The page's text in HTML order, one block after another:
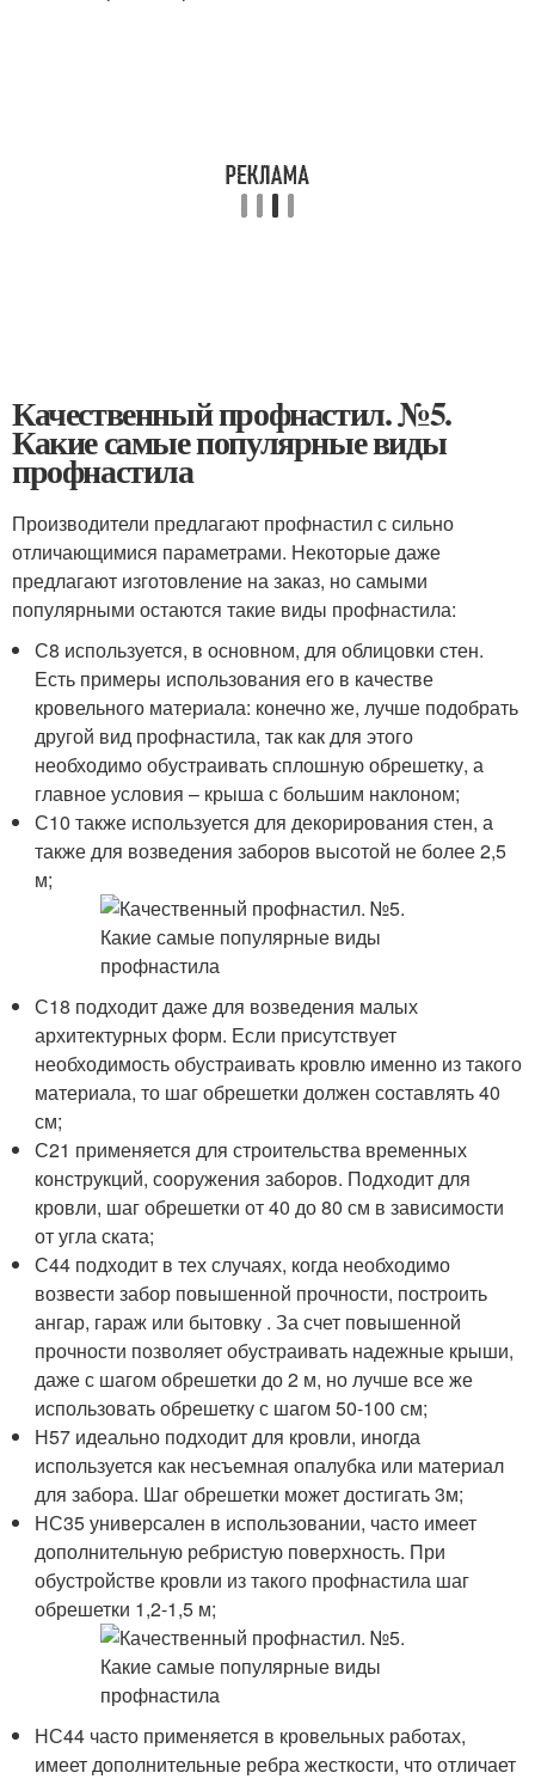
Качественный профнастил. №5.
Какие самые популярные виды
профнастила
Производители предлагают профнастил с сильно
отличающимися параметрами. Некоторые даже
предлагают изготовление на заказ, но самыми
популярными остаются такие виды профнастила:
С8 используется, в основном, для облицовки стен.
Есть примеры использования его в качестве
кровельного материала: конечно же, лучше подобрать
другой вид профнастила, так как для этого
необходимо обустраивать сплошную обрешетку, а
главное условия – крыша с большим наклоном;
С10 также используется для декорирования стен, а
также для возведения заборов высотой не более 2,5
м;
С18 подходит даже для возведения малых
архитектурных форм. Если присутствует
необходимость обустраивать кровлю именно из такого
материала, то шаг обрешетки должен составлять 40
см;
С21 применяется для строительства временных
конструкций, сооружения заборов. Подходит для
кровли, шаг обрешетки от 40 до 80 см в зависимости
от угла ската;
С44 подходит в тех случаях, когда необходимо
возвести забор повышенной прочности, построить
ангар, гараж или бытовку . За счет повышенной
прочности позволяет обустраивать надежные крыши,
даже с шагом обрешетки до 2 м, но лучше все же
использовать обрешетку с шагом 50-100 см;
Н57 идеально подходит для кровли, иногда
используется как несъемная опалубка или материал
для забора. Шаг обрешетки может достигать 3м;
НС35 универсален в использовании, часто имеет
дополнительную ребристую поверхность. При
обустройстве кровли из такого профнастила шаг
обрешетки 1,2-1,5 м;
НС44 часто применяется в кровельных работах,
имеет дополнительные ребра жесткости, что отличает